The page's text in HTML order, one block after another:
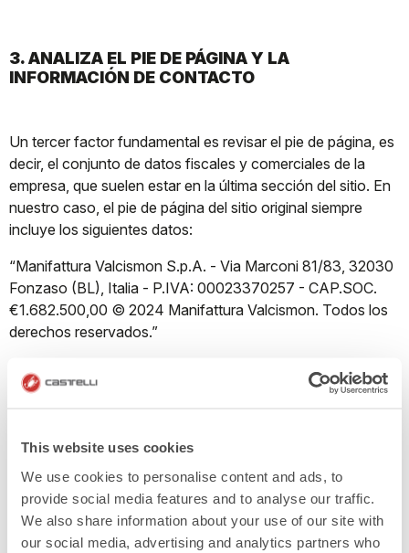
This website uses cookies
We use cookies to personalise content and ads, to
provide social media features and to analyse our traffic.
We also share information about your use of our site with
our social media, advertising and analytics partners who
3. ANALIZA EL PIE DE PÁGINA Y LA
INFORMACIÓN DE CONTACTO
Un tercer factor fundamental es revisar el pie de página, es
decir, el conjunto de datos fiscales y comerciales de la
empresa, que suelen estar en la última sección del sitio. En
nuestro caso, el pie de página del sitio original siempre
incluye los siguientes datos:
“Manifattura Valcismon S.p.A. - Via Marconi 81/83, 32030
Fonzaso (BL), Italia - P.IVA: 00023370257 - CAP.SOC.
€1.682.500,00 © 2024 Manifattura Valcismon. Todos los
derechos reservados.”
Dedica atención a los textos; cualquier error gramatical u
ortográfico dentro del sitio puede indicar que es de
producción amateur. Presta atención también a la
estructura del sitio. Si presenta superposiciones entre